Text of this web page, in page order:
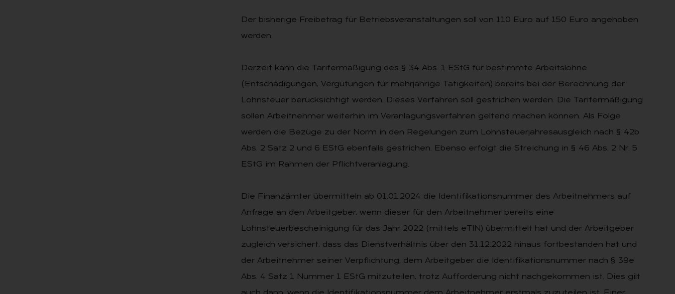
Der bisherige Freibetrag für Betriebsveranstaltungen soll von 110 Euro auf 150 Euro angehoben
werden.
Derzeit kann die Tarifermäßigung des § 34 Abs. 1 EStG für bestimmte Arbeitslöhne
(Entschädigungen, Vergütungen für mehrjährige Tätigkeiten) bereits bei der Berechnung der
Lohnsteuer berücksichtigt werden. Dieses Verfahren soll gestrichen werden. Die Tarifermäßigung
sollen Arbeitnehmer weiterhin im Veranlagungsverfahren geltend machen können. Als Folge
werden die Bezüge zu der Norm in den Regelungen zum Lohnsteuerjahresausgleich nach § 42b
Abs. 2 Satz 2 und 6 EStG ebenfalls gestrichen. Ebenso erfolgt die Streichung in § 46 Abs. 2 Nr. 5
EStG im Rahmen der Pflichtveranlagung.
Die Finanzämter übermitteln ab 01.01.2024 die Identifikationsnummer des Arbeitnehmers auf
Anfrage an den Arbeitgeber, wenn dieser für den Arbeitnehmer bereits eine
Lohnsteuerbescheinigung für das Jahr 2022 (mittels eTIN) übermittelt hat und der Arbeitgeber
zugleich versichert, dass das Dienstverhältnis über den 31.12.2022 hinaus fortbestanden hat und
der Arbeitnehmer seiner Verpflichtung, dem Arbeitgeber die Identifikationsnummer nach § 39e
Abs. 4 Satz 1 Nummer 1 EStG mitzuteilen, trotz Aufforderung nicht nachgekommen ist. Dies gilt